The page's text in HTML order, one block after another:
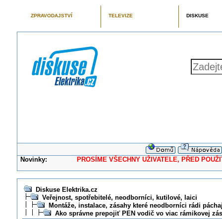
ZPRAVODAJSTVÍ TELEVIZE DISKUSE
Novinky: PROSÍME VŠECHNY UŽIVATELE, PŘED
Diskuse Elektrika.cz
Veřejnost, spotřebitelé, neodborníci, kutilové, laici
Montáže, instalace, zásahy které neodborníci rádi
Ako správne prepojiť PEN vodič vo viac rámikovej